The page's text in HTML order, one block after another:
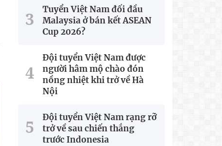
Tuyển Việt Nam đối đầu
Malaysia ở bán kết ASEAN
Cup 2026?
Đội tuyển Việt Nam được
người hâm mộ chào đón
nồng nhiệt khi trở về Hà
Nội
Đội tuyển Việt Nam rạng rỡ
trở về sau chiến thắng
trước Indonesia